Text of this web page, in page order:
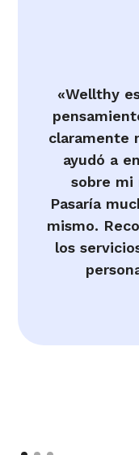
«Wellthy
claramente
ayudó a
sobre mi
Pasaría
mismo.
los